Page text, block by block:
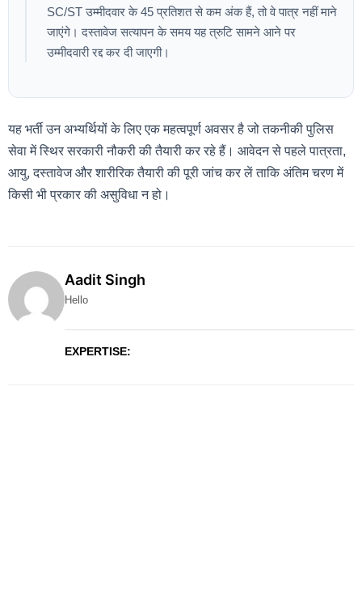
SC/ST उम्मीदवार के 45 प्रतिशत से कम अंक हैं, तो वे पात्र नहीं माने
जाएंगे। दस्तावेज सत्यापन के समय यह त्रुटि सामने आने पर
उम्मीदवारी रद्द कर दी जाएगी।
यह भर्ती उन अभ्यर्थियों के लिए एक महत्वपूर्ण अवसर है जो तकनीकी पुलिस
सेवा में स्थिर सरकारी नौकरी की तैयारी कर रहे हैं। आवेदन से पहले पात्रता,
आयु, दस्तावेज और शारीरिक तैयारी की पूरी जांच कर लें ताकि अंतिम चरण में
किसी भी प्रकार की असुविधा न हो।
Aadit Singh
Hello
EXPERTISE: